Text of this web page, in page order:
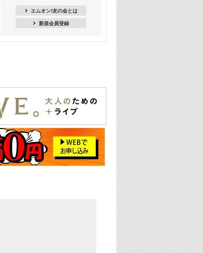
あのころK-POPヒッツ! 2021年
22:00
大人のための名曲セレクション ～バン
ド編～【歌詞入り】
22:30
今推したい! エムオン!おすすめミュー
ジックビデオ特集＜#28＞
23:00
エムオン!友の会とは
新規会員登録